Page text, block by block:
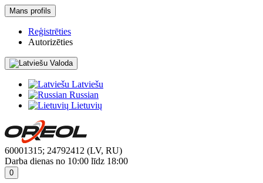
Mans profils
Reģistrēties
Autorizēties
Valoda
Latviešu
Russian
Lietuvių
60001315; 24792412 (LV, RU)
Darba dienas no 10:00 līdz 18:00
0